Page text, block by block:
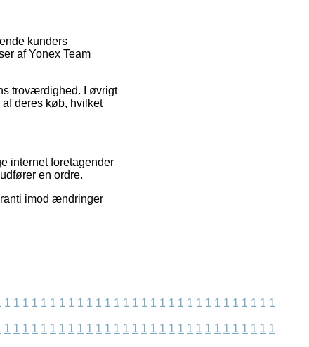
kunders
af Yonex Team
troværdighed. I øvrigt
deres køb, hvilket
internet foretagender
en ordre.
imod ændringer
1 1 1 1 1 1 1 1 1 1 1 1 1 1 1 1 1 1 1 1 1 1 1 1 1 1 1 1 1 1
1 1 1 1 1 1 1 1 1 1 1 1 1 1 1 1 1 1 1 1 1 1 1 1 1 1 1 1 1 1